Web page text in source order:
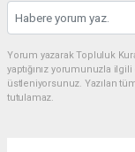
Yorum yazarak Topluluk
yaptığınız yorumunuzla
üstleniyorsunuz. Yazılan
tutulamaz.